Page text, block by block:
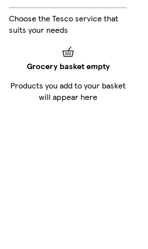
Choose the Tesco service that
suits your needs
Grocery basket empty
Products you add to your basket
will appear here